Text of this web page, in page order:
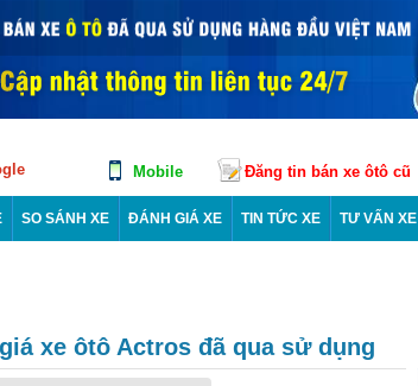
Mobile Đăng tin bán xe ôtô cũ
SO SÁNH XE ĐÁNH GIÁ XE TIN TỨC XE TƯ VẤN XE
xe ôtô Actros đã qua sử dụng